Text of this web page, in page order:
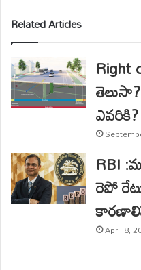
Related Articles
Right
తెలుసా?
ఎవరికి?
RBI
రెపో
April 8,